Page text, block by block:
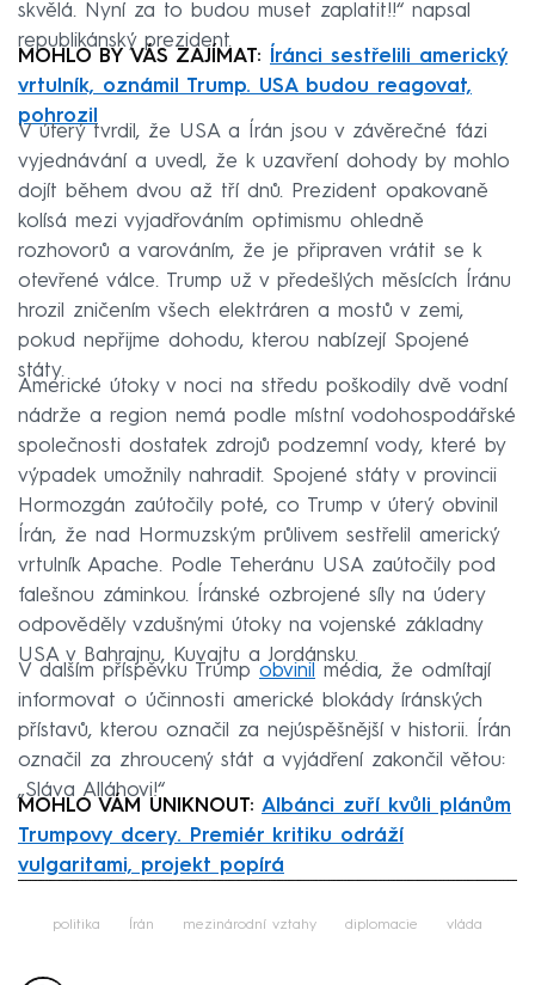
skvělá. Nyní za to budou muset zaplatit!!“ napsal
republikánský prezident.
MOHLO BY VÁS ZAJÍMAT: Íránci sestřelili americký
vrtulník, oznámil Trump. USA budou reagovat,
pohrozil
V úterý tvrdil, že USA a Írán jsou v závěrečné fázi
vyjednávání a uvedl, že k uzavření dohody by mohlo
dojít během dvou až tří dnů. Prezident opakovaně
kolísá mezi vyjadřováním optimismu ohledně
rozhovorů a varováním, že je připraven vrátit se k
otevřené válce. Trump už v předešlých měsících Íránu
hrozil zničením všech elektráren a mostů v zemi,
pokud nepřijme dohodu, kterou nabízejí Spojené
státy.
Americké útoky v noci na středu poškodily dvě vodní
nádrže a region nemá podle místní vodohospodářské
společnosti dostatek zdrojů podzemní vody, které by
výpadek umožnily nahradit. Spojené státy v provincii
Hormozgán zaútočily poté, co Trump v úterý obvinil
Írán, že nad Hormuzským průlivem sestřelil americký
vrtulník Apache. Podle Teheránu USA zaútočily pod
falešnou záminkou. Íránské ozbrojené síly na údery
odpověděly vzdušnými útoky na vojenské základny
USA v Bahrajnu, Kuvajtu a Jordánsku.
V dalším příspěvku Trump obvinil média, že odmítají
informovat o účinnosti americké blokády íránských
přístavů, kterou označil za nejúspěšnější v historii. Írán
označil za zhroucený stát a vyjádření zakončil větou:
„Sláva Alláhovi!“
MOHLO VÁM UNIKNOUT: Albánci zuří kvůli plánům
Trumpovy dcery. Premiér kritiku odráží
vulgaritami, projekt popírá
politika Írán mezinárodní vztahy diplomacie vláda